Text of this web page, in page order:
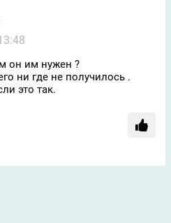
он им нужен ?
ни где не получилось .
это так.